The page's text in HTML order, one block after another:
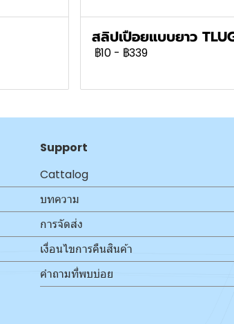
สลิปเปือยแบบยาว
฿10 - ฿339
Support
Cattalog
บทความ
การจัดส่ง
เงื่อนไขการคืนสินค้า
คำถามที่พบบ่อย